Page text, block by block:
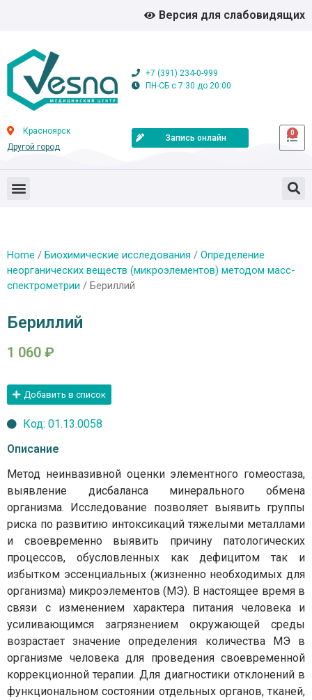
Версия для слабовидящих
+7 (391) 234-0-999
ПН-СБ с 7:30 до 20:00
Красноярск
Другой город
Запись онлайн
0
Home / Биохимические исследования / Определение
неорганических веществ (микроэлементов) методом масс-
спектрометрии / Бериллий
Бериллий
1 060 ₽
Добавить в список
Код: 01.13.0058
Описание
Метод неинвазивной оценки элементного гомеостаза,
выявление дисбаланса минерального обмена
организма. Исследование позволяет выявить группы
риска по развитию интоксикаций тяжелыми металлами
и своевременно выявить причину патологических
процессов, обусловленных как дефицитом так и
избытком эссенциальных (жизненно необходимых для
организма) микроэлементов (МЭ). В настоящее время в
связи с изменением характера питания человека и
усиливающимся загрязнением окружающей среды
возрастает значение определения количества МЭ в
организме человека для проведения своевременной
коррекционной терапии. Для диагностики отклонений в
функциональном состоянии отдельных органов, тканей,